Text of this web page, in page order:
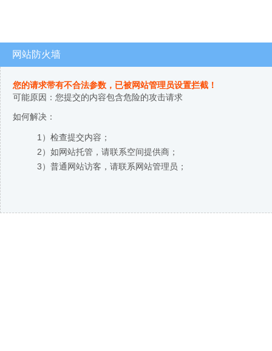
网站防火墙
您的请求带有不合法参数，已被网站管理员设置拦截！
可能原因：您提交的内容包含危险的攻击请求
如何解决：
1）检查提交内容；
2）如网站托管，请联系空间提供商；
3）普通网站访客，请联系网站管理员；